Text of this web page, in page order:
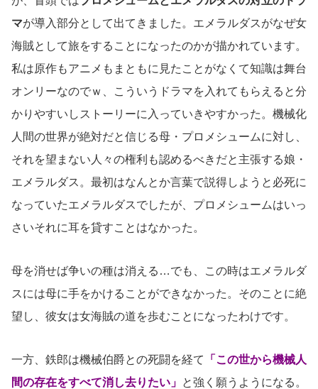
マが導入部分として出てきました。エメラルダスがなぜ女
海賊として旅をすることになったのかが描かれています。
私は原作もアニメもまともに見たことがなくて知識は舞台
オンリーなのでｗ、こういうドラマを入れてもらえると分
かりやすいしストーリーに入っていきやすかった。機械化
人間の世界が絶対だと信じる母・プロメシュームに対し、
それを望まない人々の権利も認めるべきだと主張する娘・
エメラルダス。最初はなんとか言葉で説得しようと必死に
なっていたエメラルダスでしたが、プロメシュームはいっ
さいそれに耳を貸すことはなかった。
母を消せば争いの種は消える…でも、この時はエメラルダ
スには母に手をかけることができなかった。そのことに絶
望し、彼女は女海賊の道を歩むことになったわけです。
一方、鉄郎は機械伯爵との死闘を経て
「この世から機械人
間の存在をすべて消し去りたい」 と強く願うようになる。